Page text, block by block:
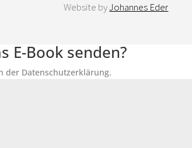
Website byJohannes Eder
E-Book senden?
der Datenschutzerklärung.